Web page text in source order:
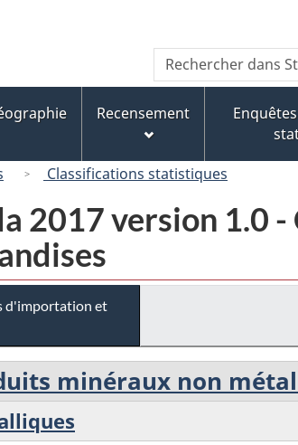
au
contenu
principal
« À
propos
de
ce
version
HTML
simplifiée
Recherche
Rechercher
dans
Canada
Recensement
Classifications statistiques
2017 version 1.0
d'importation et
minéraux non